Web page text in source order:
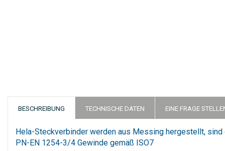
BESCHREIBUNG
Hela-Steckverbinder werden aus Messing hergestellt,
PN-EN 1254-3/4 Gewinde gemäß ISO7
TECHNISCHE DATEN EINE FRAGE